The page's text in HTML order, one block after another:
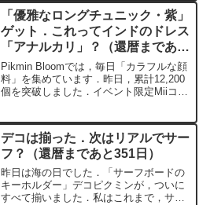
Lv92 累計710万歩 2025....
「優雅なロングチュニック・紫」
ゲット．これってインドのドレス
「アナルカリ」？（還暦まであと
105日）
Pikmin Bloomでは，毎日「カラフルな顔
料」を集めています．昨日，累計12,200
個を突破しました．イベント限定Miiコス
なります．第6弾は「優雅なロングチュ...
デコは揃った．次はリアルでサー
フ？（還暦まであと351日）
昨日は海の日でした．「サーフボードの
キーホルダー」デコピクミンが，ついに
すべて揃いました．私はこれまで，サー